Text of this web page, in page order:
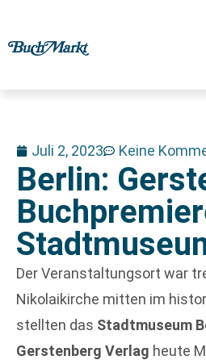
Juli 2, 2023 Keine
Berlin:
Der Veranstaltungsort war
Nikolaikirche mitten im
stellten das Stadtmuseum
Gerstenberg Verlag heute